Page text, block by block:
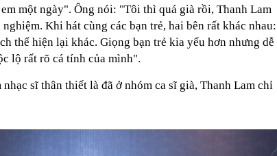
một ngày". Ông nói: "Tôi thì quá già rồi, Thanh Lam
Khi hát cùng các bạn trẻ, hai bên rất khác nhau:
thể hiện lại khác. Giọng bạn trẻ kia yếu hơn nhưng dễ
lộ rất rõ cá tính của mình".
sĩ thân thiết là đã ở nhóm ca sĩ già, Thanh Lam chỉ